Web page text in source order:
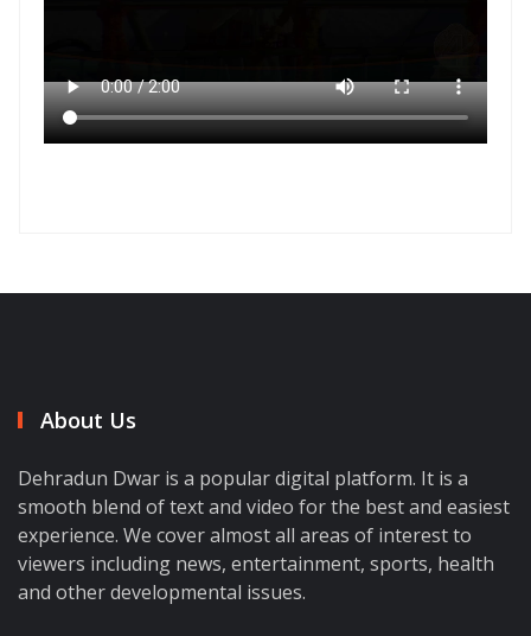
About Us
Dehradun Dwar is a popular digital platform. It is a
smooth blend of text and video for the best and easiest
experience. We cover almost all areas of interest to
viewers including news, entertainment, sports, health
and other developmental issues.